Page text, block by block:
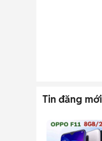
Tin đăng mới